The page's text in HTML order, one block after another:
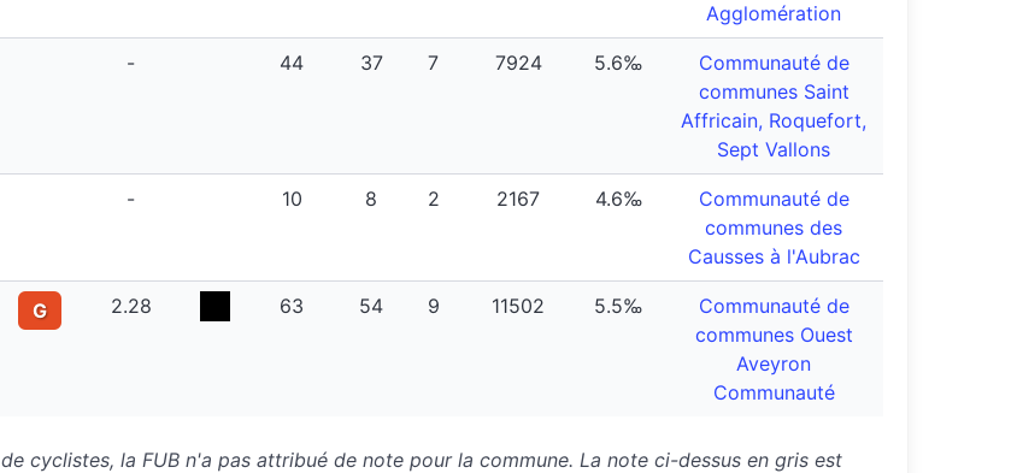
Agglomération
- 44 37 7 7924 5.6‰
Communauté de
communes Saint
Affricain, Roquefort,
Sept Vallons
- 10 8 2 2167 4.6‰
Communauté de
communes des
Causses à l'Aubrac
G 2.28 63 54 9 11502 5.5‰
Communauté de
communes Ouest
Aveyron
Communauté
cyclistes, la FUB n'a pas attribué de note pour la commune. La note ci-dessus en gris est